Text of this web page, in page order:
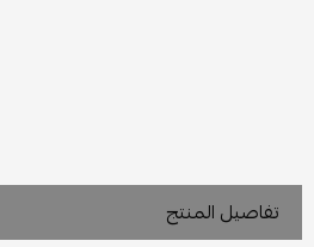
تفاصيل المنتج